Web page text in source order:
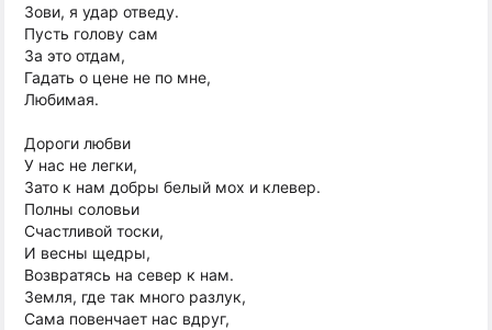
Зови, я удар отведу.
Пусть голову сам
За это отдам,
Гадать о цене не по мне,
Любимая.
Дороги любви
У нас не легки,
Зато к нам добры белый мох и клевер.
Полны соловьи
Счастливой тоски,
И весны щедры,
Возвратясь на север к нам.
Земля, где так много разлук,
Сама повенчает нас вдруг,